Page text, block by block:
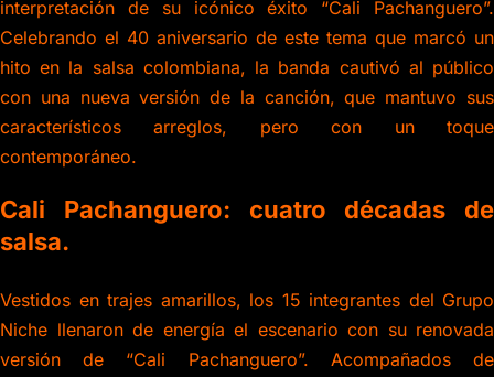
interpretación de su icónico éxito “Cali Pachanguero”.
Celebrando el 40 aniversario de este tema que marcó un
hito en la salsa colombiana, la banda cautivó al público
con una nueva versión de la canción, que mantuvo sus
característicos arreglos, pero con un toque
contemporáneo.
Cali Pachanguero: cuatro décadas de
salsa.
Vestidos en trajes amarillos, los 15 integrantes del Grupo
Niche llenaron de energía el escenario con su renovada
versión de “Cali Pachanguero”. Acompañados de